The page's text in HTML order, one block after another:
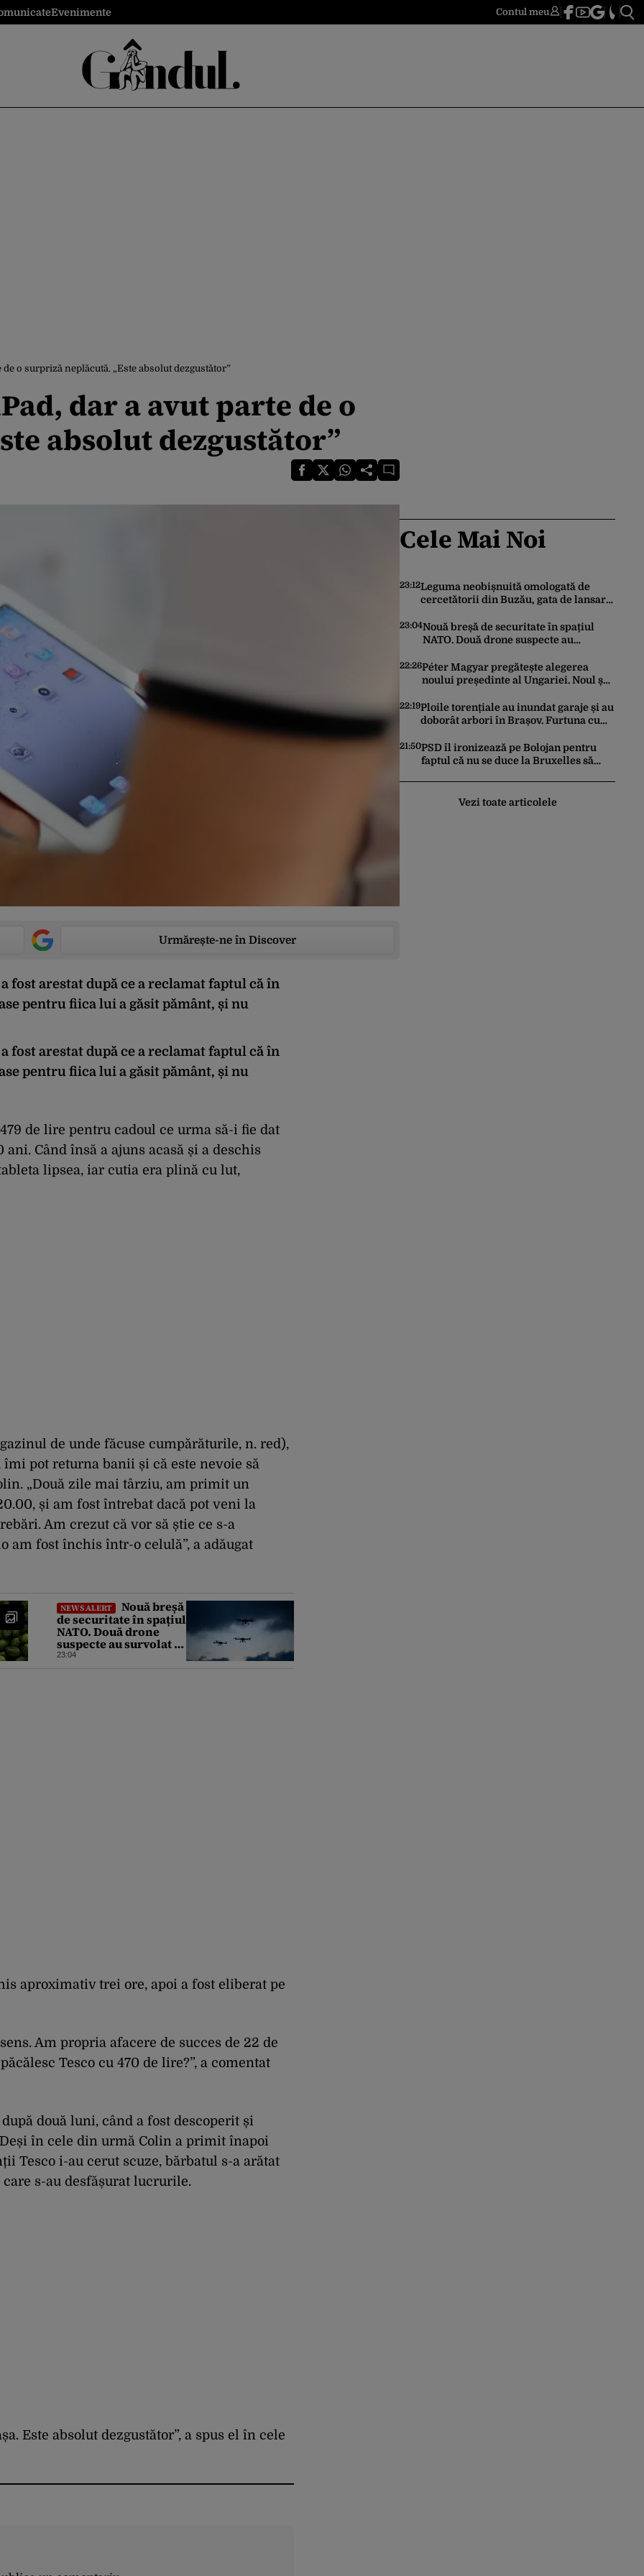
Evenimente Contul meu
o surpriză neplăcută. „Este absolut dezgustător”
dar a avut parte de o
absolut dezgustător”
Urmărește-ne în Discover
fost arestat după ce a reclamat faptul că în
pentru fiica lui a găsit pământ, și nu
fost arestat după ce a reclamat faptul că în
pentru fiica lui a găsit pământ, și nu
de lire pentru cadoul ce urma să-i fie dat
Când însă a ajuns acasă și a deschis
lipsea, iar cutia era plină cu lut,
de unde făcuse cumpărăturile, n. red),
pot returna banii și că este nevoie să
„Două zile mai târziu, am primit un
și am fost întrebat dacă pot veni la
Am crezut că vor să știe ce s-a
am fost închis într-o celulă”, a adăugat
NEWS ALERT
Nouă breșă
de securitate în spațiul
NATO. Două drone
suspecte au survolat o
bază militară din
23:04
aproximativ trei ore, apoi a fost eliberat pe
Am propria afacere de succes de 22 de
Tesco cu 470 de lire?”, a comentat
două luni, când a fost descoperit și
în cele din urmă Colin a primit înapoi
Tesco i-au cerut scuze, bărbatul s-a arătat
s-au desfășurat lucrurile.
Este absolut dezgustător”, a spus el în cele
Cele Mai Noi
23:12Leguma neobișnuită omologată de
cercetătorii din Buzău, gata de lansare
unde provine soiul
23:04Nouă breșă de securitate în spațiul
NATO. Două drone suspecte au
22:26Péter Magyar pregătește alegerea
noului președinte al Ungariei. Noul șef
Parlament
22:19Ploile torențiale au inundat garaje și au
doborât arbori în Brașov. Furtuna cu
21:50PSD îl ironizează pe Bolojan pentru
faptul că nu se duce la Bruxelles să
afară translatorii”
Vezi toate articolele